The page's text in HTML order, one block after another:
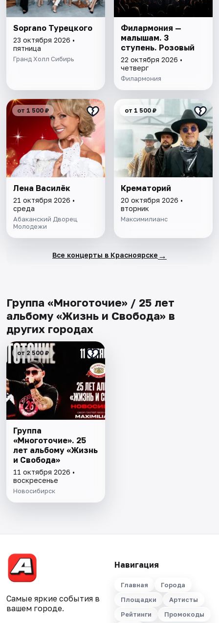
Soprano Турецкого
23 октября 2026 •
пятница
Гранд Холл Сибирь
Филармония —
малышам. 3
ступень. Розовый
22 октября 2026 •
четверг
Филармония
от 1 500 ₽
Лена Василёк
21 октября 2026 •
среда
Абаканский Дворец
Молодежи
от 1 500 ₽
Крематорий
20 октября 2026 •
вторник
Максимилианс
Все концерты в Красноярске →
Группа «Многоточие» / 25 лет
альбому «Жизнь и Свобода» в
других городах
от 2 500 ₽
Группа
«Многоточие». 25
лет альбому «Жизнь
и Свобода»
11 октября 2026 •
воскресенье
Новосибирск
Самые яркие события в
вашем городе.
Навигация
Главная
Города
Площадки
Артисты
Рейтинги
Промокоды